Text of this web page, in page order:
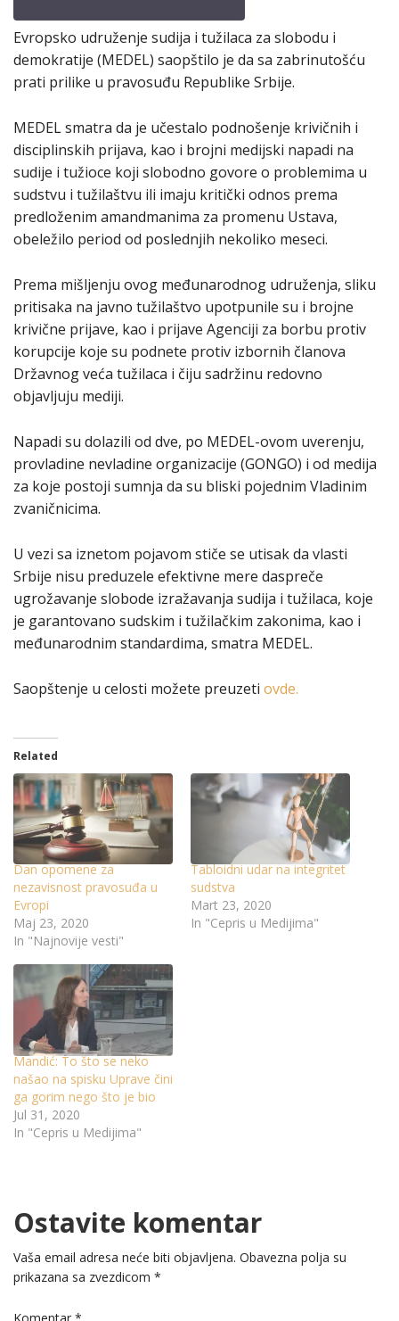
Evropsko udruženje sudija i tužilaca za slobodu i
demokratije (MEDEL) saopštilo je da sa zabrinutošću
prati prilike u pravosuđu Republike Srbije.
MEDEL smatra da je učestalo podnošenje krivičnih i
disciplinskih prijava, kao i brojni medijski napadi na
sudije i tužioce koji slobodno govore o problemima u
sudstvu i tužilaštvu ili imaju kritički odnos prema
predloženim amandmanima za promenu Ustava,
obeležilo period od poslednjih nekoliko meseci.
Prema mišljenju ovog međunarodnog udruženja, sliku
pritisaka na javno tužilaštvo upotpunile su i brojne
krivične prijave, kao i prijave Agenciji za borbu protiv
korupcije koje su podnete protiv izbornih članova
Državnog veća tužilaca i čiju sadržinu redovno
objavljuju mediji.
Napadi su dolazili od dve, po MEDEL-ovom uverenju,
provladine nevladine organizacije (GONGO) i od medija
za koje postoji sumnja da su bliski pojednim Vladinim
zvaničnicima.
U vezi sa iznetom pojavom stiče se utisak da vlasti
Srbije nisu preduzele efektivne mere daspreče
ugrožavanje slobode izražavanja sudija i tužilaca, koje
je garantovano sudskim i tužilačkim zakonima, kao i
međunarodnim standardima, smatra MEDEL.
Saopštenje u celosti možete preuzeti ovde.
Related
Dan opomene za
nezavisnost pravosuđa u
Evropi
Maj 23, 2020
In "Najnovije vesti"
Tabloidni udar na integritet
sudstva
Mart 23, 2020
In "Cepris u Medijima"
Mandić: To što se neko
našao na spisku Uprave čini
ga gorim nego što je bio
Jul 31, 2020
In "Cepris u Medijima"
Ostavite komentar
Vaša email adresa neće biti objavljena. Obavezna polja su
prikazana sa zvezdicom *
Komentar *